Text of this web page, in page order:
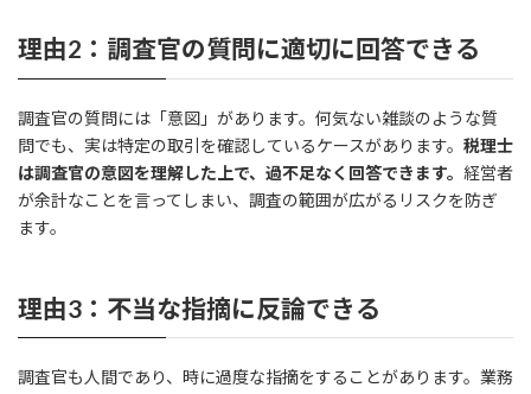
理由2：調査官の質問に適切に回答できる
調査官の質問には「意図」があります。何気ない雑談のような質
問でも、実は特定の取引を確認しているケースがあります。 税理士
は調査官の意図を理解した上で、過不足なく回答できます。 経営者
が余計なことを言ってしまい、調査の範囲が広がるリスクを防ぎ
ます。
理由3：不当な指摘に反論できる
調査官も人間であり、時に過度な指摘をすることがあります。業務